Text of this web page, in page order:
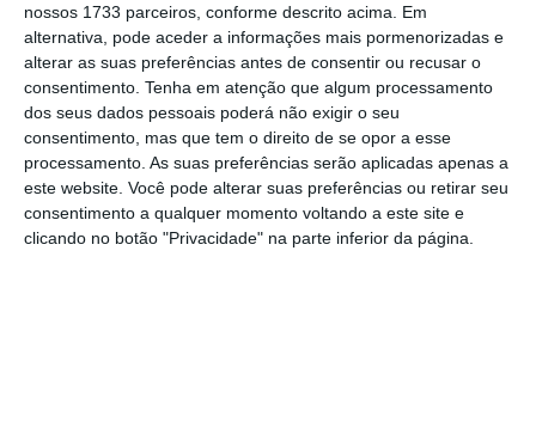
nossos 1733 parceiros, conforme descrito acima. Em
alternativa, pode aceder a informações mais pormenorizadas e
alterar as suas preferências antes de consentir ou recusar o
consentimento. Tenha em atenção que algum processamento
dos seus dados pessoais poderá não exigir o seu
consentimento, mas que tem o direito de se opor a esse
processamento. As suas preferências serão aplicadas apenas a
este website. Você pode alterar suas preferências ou retirar seu
consentimento a qualquer momento voltando a este site e
clicando no botão "Privacidade" na parte inferior da página.
De acordo com dados do Instituto Nacional de
Estatística (INE), a carga fiscal subiu para
35,5% do PIB no ano passado, o valor mais
alto desde 1995.
Carga fiscal sobe para 35,4% do PIB em 2018. É